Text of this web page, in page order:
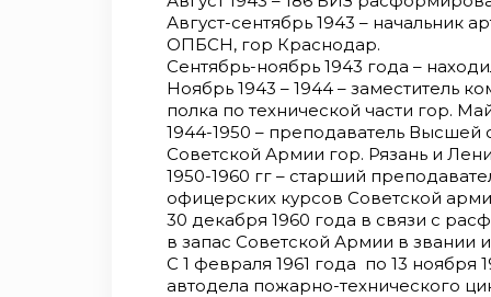
Август-сентябрь 1943 – начальник
ОПБСН, гор Краснодар.
Сентябрь-ноябрь 1943 года –
Ноябрь 1943 – 1944 – заместитель
полка по технической части гор.
1944-1950 – преподаватель
Советской Армии гор. Рязань и
1950-1960 гг – старший
офицерских курсов Советской
30 декабря 1960 года в связи с
в запас Советской Армии в звании
С 1 февраля 1961 года по 13
автодела пожарно-технического